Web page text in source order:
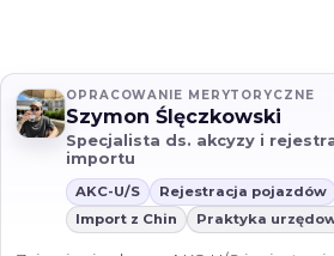
OPRACOWANIE MERYTORYCZNE
Szymon Ślęczkowski
Specjalista ds. akcyzy i
importu
AKC-U/S Rejestracja pojazdów
Import z Chin
Praktyka